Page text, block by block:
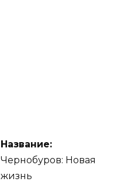
Название:
Чернобуров: Новая
жизнь